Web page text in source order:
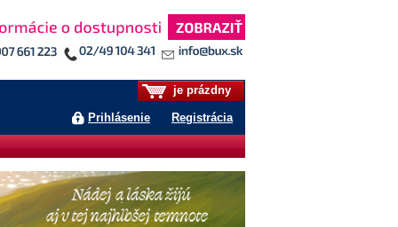
je prázdny
Prihlásenie Registrácia